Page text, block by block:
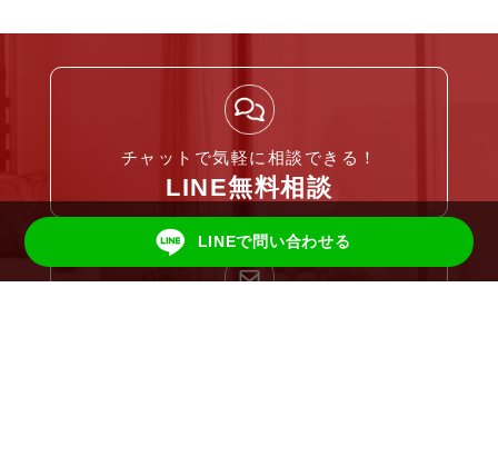
チャットで気軽に相談できる！
LINE無料相談
LINEで問い合わせる